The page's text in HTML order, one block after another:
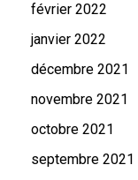
février 2022
janvier 2022
décembre 2021
novembre 2021
octobre 2021
septembre 2021